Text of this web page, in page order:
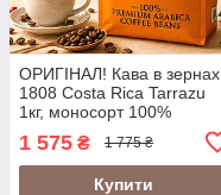
ОРИГІНАЛ! Кава в зернах
1808 Costa Rica Tarrazu
1кг, моносорт 100%
обсмажування з
кислинкою, Іспанія
1 575 ₴ 1 775 ₴
Купити